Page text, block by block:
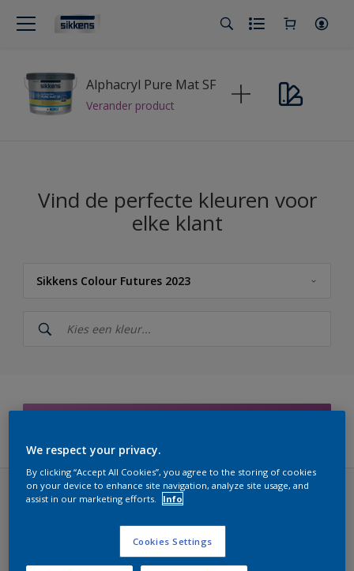
Alphacryl Pure Mat SF
Verander product
Vind de perfecte kleuren voor
elke klant
Sikkens Colour Futures 2023
Sikkens
Sikkens Modern Klassieke Kleuren
Sikkens 5051
Sikkens Kleurselectie Kleuren
Sikkens Colour Futures 2023 (40 kleuren)
LUSH
We respect your privacy.
By clicking “Accept All Cookies”, you agree to the storing of cookies
on your device to enhance site navigation, analyze site usage, and
assist in our marketing efforts.
Info
Cookies Settings